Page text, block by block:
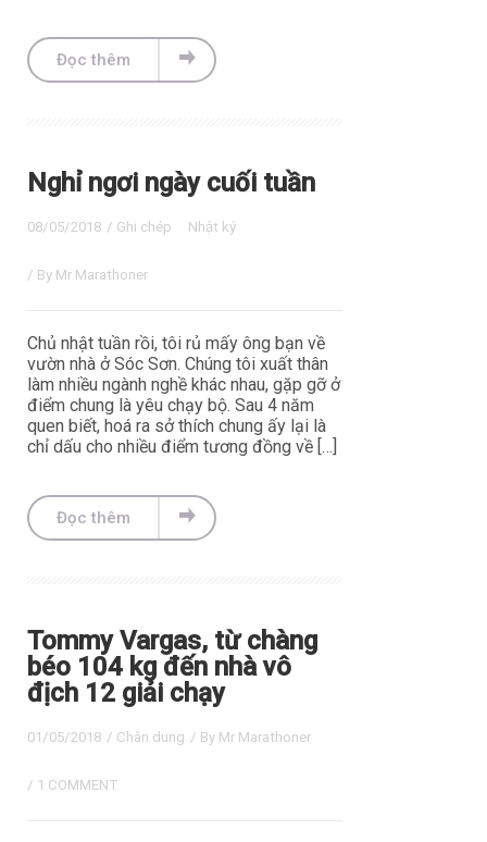
Đọc thêm
Nghỉ ngơi ngày cuối tuần
08/05/2018 / Ghi chép Nhật ký
/ By Mr Marathoner
Chủ nhật tuần rồi, tôi rủ mấy ông bạn về
vườn nhà ở Sóc Sơn. Chúng tôi xuất thân
làm nhiều ngành nghề khác nhau, gặp gỡ ở
điểm chung là yêu chạy bộ. Sau 4 năm
quen biết, hoá ra sở thích chung ấy lại là
chỉ dấu cho nhiều điểm tương đồng về […]
Đọc thêm
Tommy Vargas, từ chàng
béo 104 kg đến nhà vô
địch 12 giải chạy
01/05/2018 / Chân dung / By Mr Marathoner
/ 1 COMMENT